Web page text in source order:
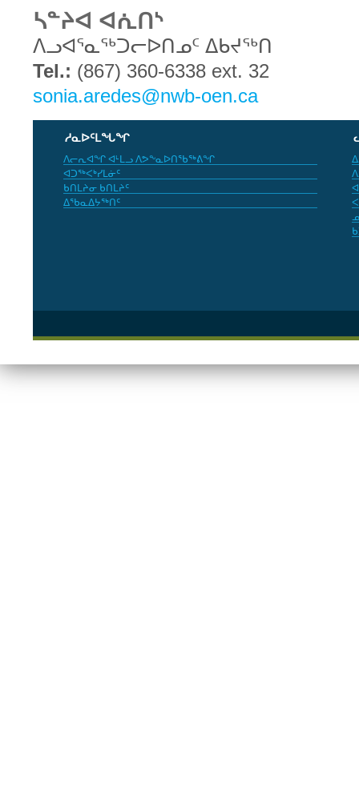
ᓴᓐᔨᐊ ᐊᕇᑎᔅ
ᐱᓗᐊᕐᓇᖅᑐᓕᐅᑎᓄᑦ ᐃᑲᔪᖅᑎ
Tel.: (867) 360-6338 ext. 32
sonia.aredes@nwb-oen.ca
ᓱᓇᐅᑦᒪᖓᖏ
ᐱᓕᕆᐊᖏ ᐊᒻᒪᓗ ᐱᕗᖕᓇᐅᑎᖃᖅᕕᖏ
ᐊᑐᖅᐸᒃᓯᒪᓃᑦ
ᑲᑎᒪᔨᓂ ᑲᑎᒪᔨᑦ
ᐃᖃᓇᐃᔭᖅᑎᑦ